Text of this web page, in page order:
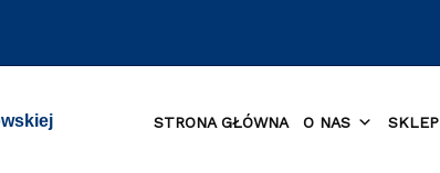
STRONA GŁÓWNA O NAS SKLEP